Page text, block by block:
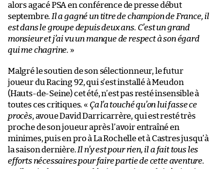
alors agacé PSA en conférence de presse début
septembre. Il a gagné un titre de champion de France, il
est dans le groupe depuis deux ans. C’est un grand
monsieur et j’ai vu un manque de respect à son égard
qui me chagrine. »
Malgré le soutien de son sélectionneur, le futur
joueur du Racing 92, qui s’est installé à Meudon
(Hauts-de-Seine) cet été, n’est pas resté insensible à
toutes ces critiques. « Ça l’a touché qu’on lui fasse ce
procès, avoue David Darricarrère, qui est resté très
proche de son joueur après l’avoir entraîné en
minimes, puis en pro à La Rochelle et à Castres jusqu’à
la saison dernière. Il n’y est pour rien, il a fait tous les
efforts nécessaires pour faire partie de cette aventure.